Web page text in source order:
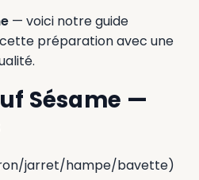
— voici notre guide
préparation avec une
Sésame —
jarret/hampe/bavette)